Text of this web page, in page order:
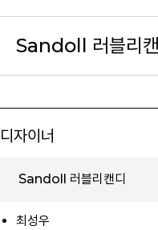
Sandoll 러블리
디자이너
Sandoll 러블리캔디
최성우